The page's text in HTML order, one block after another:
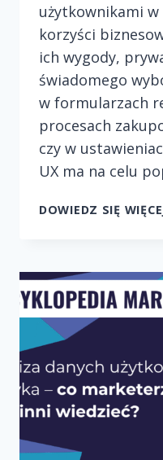
użytkownikami w
korzyści
ich wygody,
świadomego
w formularzach
procesach
czy w
UX ma na celu
DOWIEDZ SIĘ